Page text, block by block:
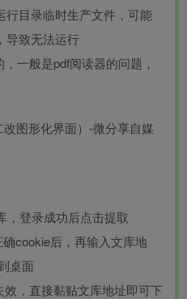
行目录临时生产文件，可能
导致无法运行
一般是pdf阅读器的问题，
，登录成功后点击提取
cookie后，再输入文库地
桌面
，直接黏贴文库地址即可下